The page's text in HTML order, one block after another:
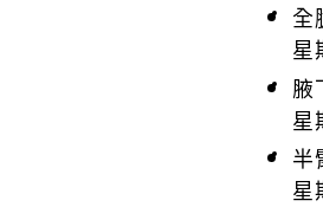
全
星
腋
星
半
星